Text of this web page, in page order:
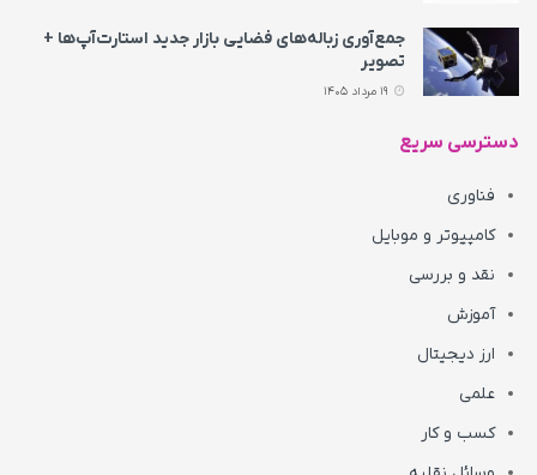
جمع‌آوری زباله‌های فضایی بازار جدید استارت‌آپ‌ها +
تصویر
دسترسی سریع
فناوری
کامپیوتر و موبایل
نقد و بررسی
آموزش
ارز دیجیتال
علمی
کسب و کار